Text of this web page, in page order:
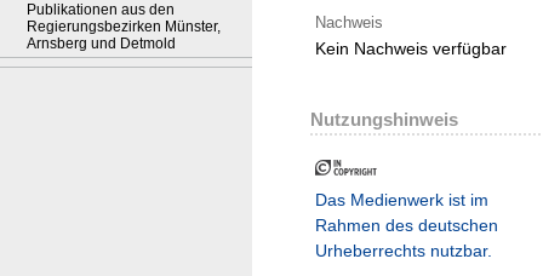
Publikationen aus den
Regierungsbezirken Münster,
Arnsberg und Detmold
Nachweis
Kein Nachweis verfügbar
Nutzungshinweis
Das Medienwerk ist im
Rahmen des deutschen
Urheberrechts nutzbar.